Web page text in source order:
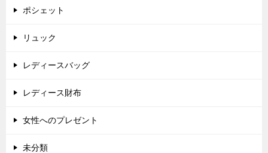
ポシェット
リュック
レディースバッグ
レディース財布
女性へのプレゼント
未分類